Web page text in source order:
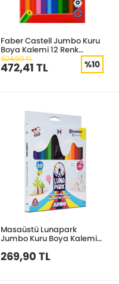
Faber Castell Jumbo Kuru
Boya Kalemi 12 Renk
951000
524,90 TL
472,41 TL %10
Masaüstü Lunapark
Jumbo Kuru Boya Kalemi
269,90 TL